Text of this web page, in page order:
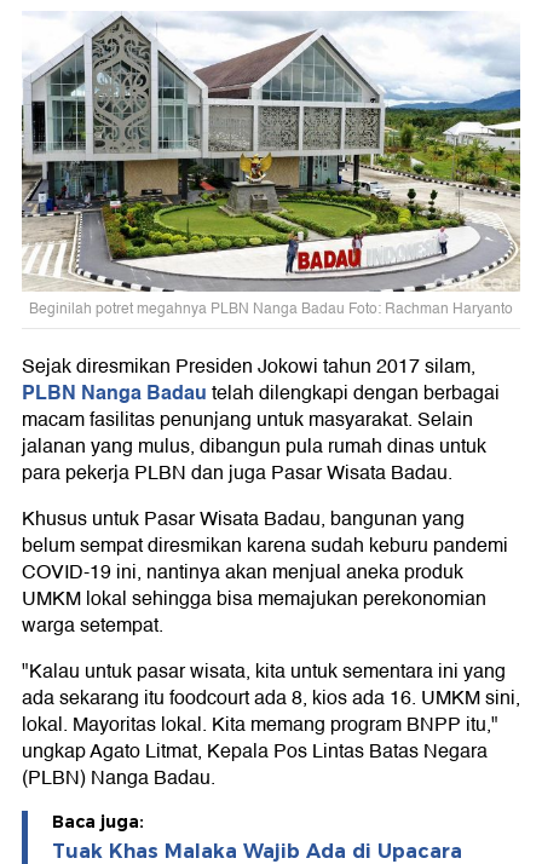
Beginilah potret megahnya PLBN Nanga Badau Foto: Rachman Haryanto
Sejak diresmikan Presiden Jokowi tahun 2017 silam,
PLBN Nanga Badautelah dilengkapi dengan berbagai
macam fasilitas penunjang untuk masyarakat. Selain
jalanan yang mulus, dibangun pula rumah dinas untuk
para pekerja PLBN dan juga Pasar Wisata Badau.
Khusus untuk Pasar Wisata Badau, bangunan yang
belum sempat diresmikan karena sudah keburu pandemi
COVID-19 ini, nantinya akan menjual aneka produk
UMKM lokal sehingga bisa memajukan perekonomian
warga setempat.
"Kalau untuk pasar wisata, kita untuk sementara ini yang
ada sekarang itu foodcourt ada 8, kios ada 16. UMKM sini,
lokal. Mayoritas lokal. Kita memang program BNPP itu,"
ungkap Agato Litmat, Kepala Pos Lintas Batas Negara
(PLBN) Nanga Badau.
Baca juga:
Tuak Khas Malaka Wajib Ada di Upacara